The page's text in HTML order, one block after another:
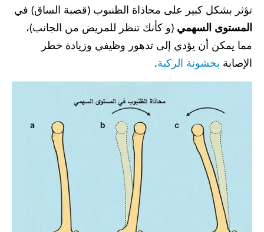
تؤثر بشكل كبير على محاذاة الظنبوب (قصبة الساق) في
المستوى السهمي (و كأنك تنظر للمريض من الجانب)،
مما يمكن أن يؤدي إلى تدهور وظيفي وزيادة خطر
الإصابة بخشونة الركبة.